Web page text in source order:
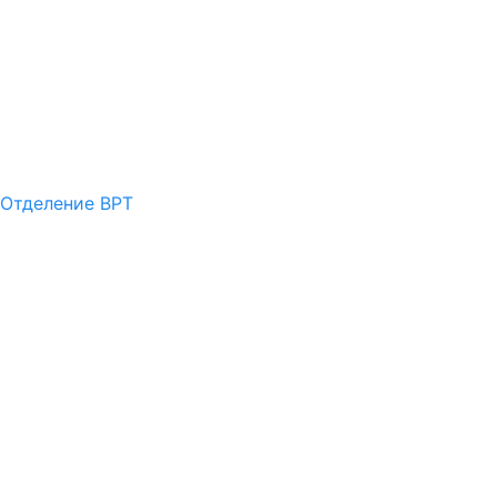
Отделение ВРТ